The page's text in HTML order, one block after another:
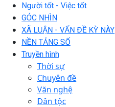
Người tốt - Việc tốt
GÓC NHÌN
XÃ LUẬN - VẤN ĐỀ KỲ NÀY
NỀN TẢNG SỐ
Truyền hình
Thời sự
Chuyên đề
Văn nghệ
Dân tộc